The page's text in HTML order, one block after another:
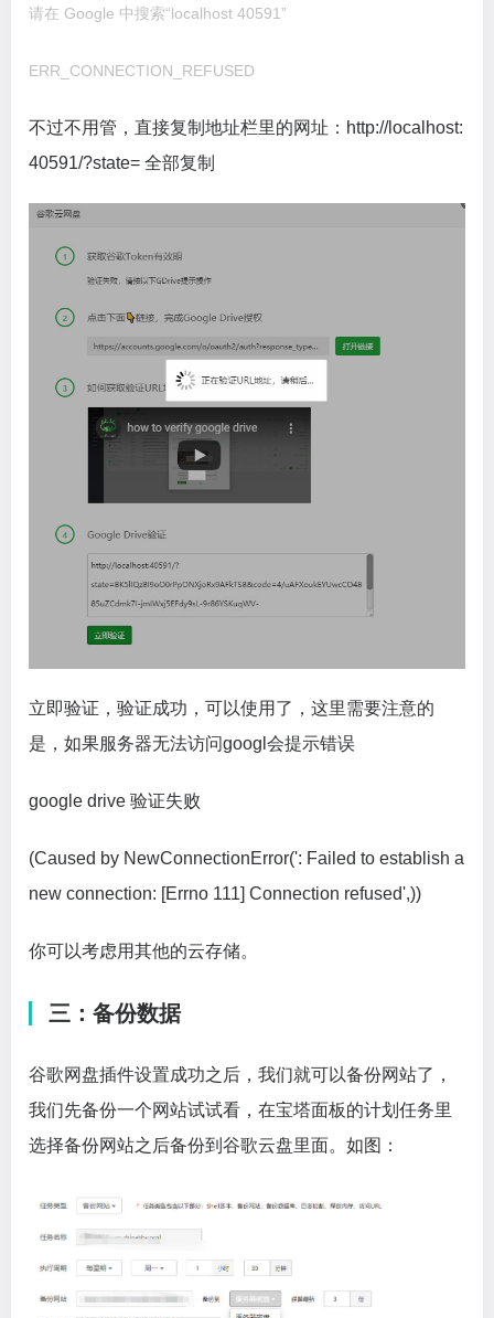
请在 Google 中搜索“localhost 40591”
ERR_CONNECTION_REFUSED
不过不用管，直接复制地址栏里的网址：http://localhost:
40591/?state= 全部复制
立即验证，验证成功，可以使用了，这里需要注意的
是，如果服务器无法访问googl会提示错误
google drive 验证失败
(Caused by NewConnectionError(': Failed to establish a
new connection: [Errno 111] Connection refused',))
你可以考虑用其他的云存储。
三：备份数据
谷歌网盘插件设置成功之后，我们就可以备份网站了，
我们先备份一个网站试试看，在宝塔面板的计划任务里
选择备份网站之后备份到谷歌云盘里面。如图：